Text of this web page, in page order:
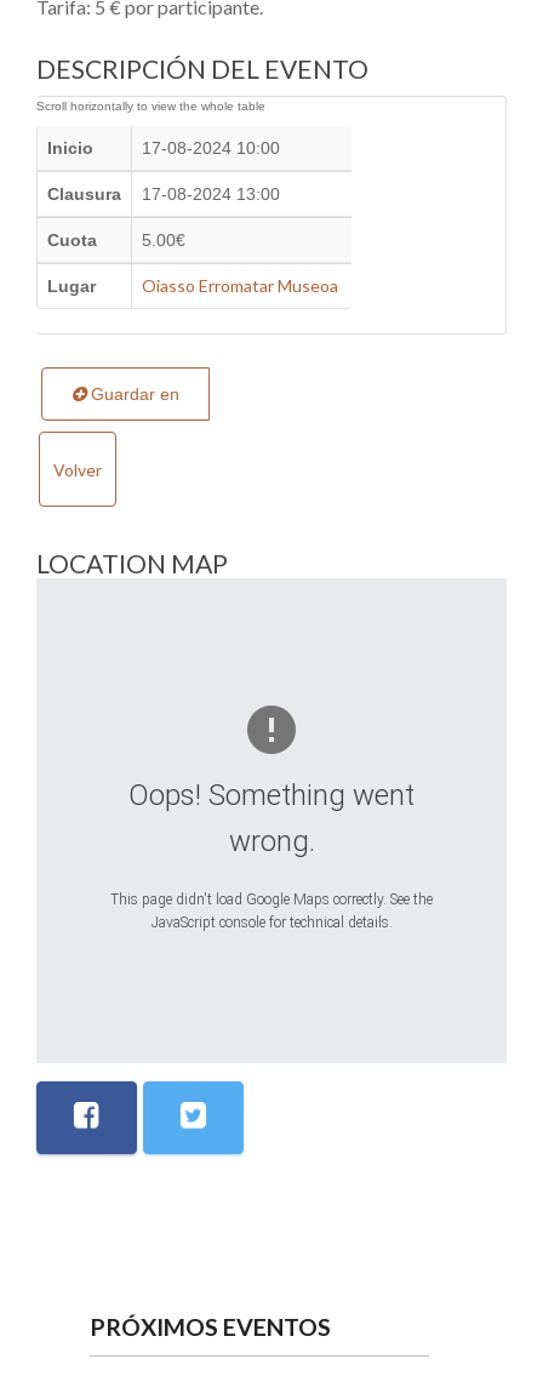
Tarifa: 5 € por participante.
DESCRIPCIÓN DEL EVENTO
Inicio 17-08-2024 10:00
Clausura 17-08-2024 13:00
Cuota 5.00€
Lugar Oiasso Erromatar Museoa
Guardar en
Volver
LOCATION MAP
Oops! Something went
wrong.
This page didn't load Google Maps correctly. See the
JavaScript console for technical details.
PRÓXIMOS EVENTOS